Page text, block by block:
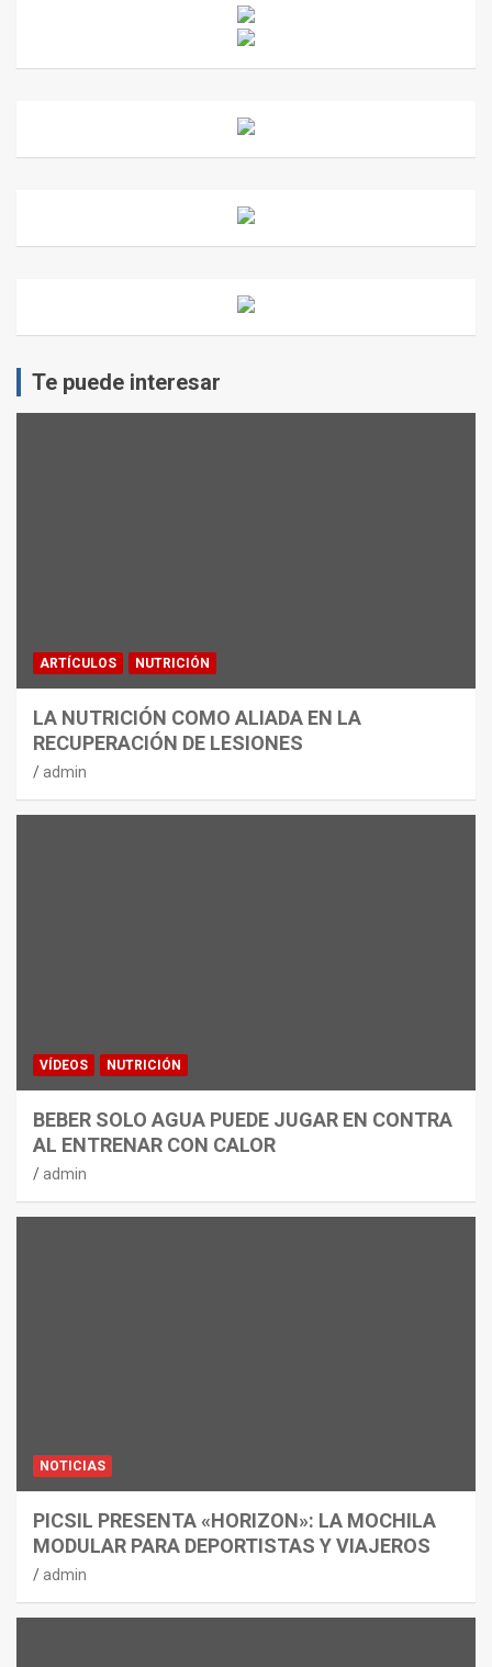
Te puede interesar
ARTÍCULOS NUTRICIÓN
LA NUTRICIÓN COMO ALIADA EN LA
RECUPERACIÓN DE LESIONES
admin
VÍDEOS NUTRICIÓN
BEBER SOLO AGUA PUEDE JUGAR EN CONTRA
AL ENTRENAR CON CALOR
admin
NOTICIAS
PICSIL PRESENTA «HORIZON»: LA MOCHILA
MODULAR PARA DEPORTISTAS Y VIAJEROS
admin